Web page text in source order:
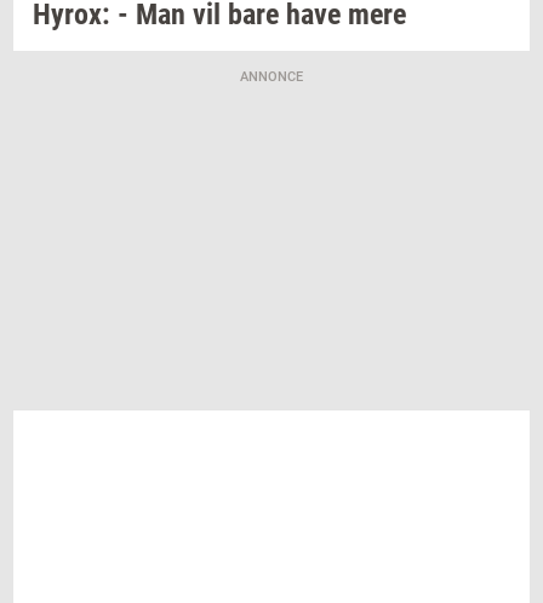
Hyrox: - Man vil bare have mere
ANNONCE